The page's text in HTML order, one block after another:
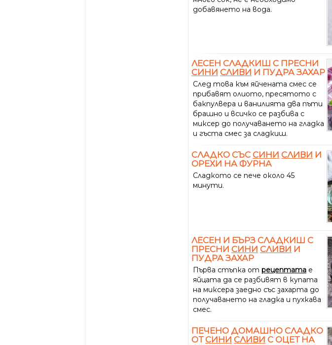
добавянето на вода.
ЛЕСЕН СЛАДКИШ С ПРЕСНИ
СИНИ СЛИВИ И ПУДРА ЗАХАР
След това към яйчената смес се
прибавят олиото, пресятото с
бакпулвера и ванилията два пъти
брашно и всичко се разбива с
миксер до получаването на гладка
и гъста смес за сладкиш.
СЛАДКО СЪС СИНИ СЛИВИ И
ОРЕХИ НА ФУРНА
Сладкото се пече около 45
минути.
ЛЕСЕН И БЪРЗ СЛАДКИШ С
ПРЕСНИ СИНИ СЛИВИ И
ПУДРА ЗАХАР
Първа стъпка от рецептата е
яйцата да се разбивят в купата
на миксера заедно със захарта до
получаването на гладка и пухкава
смес.
ПЕЧЕНО ДОМАШНО СЛАДКО
ОТСИНИ СЛИВИ С ОЦЕТ НА